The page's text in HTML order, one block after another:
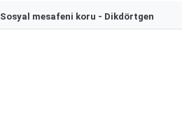
Sosyal mesafeni koru - Dikdörtgen